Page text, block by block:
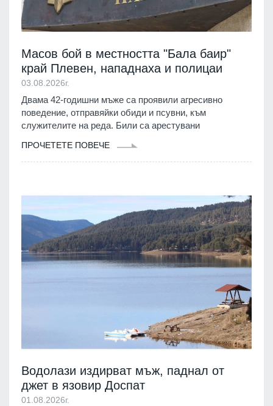
Масов бой в местността "Бала баир"
край Плевен, нападнаха и полицаи
03.08.2026г.
Двама 42-годишни мъже са проявили агресивно
поведение, отправяйки обиди и псувни, към
служителите на реда. Били са арестувани
ПРОЧЕТЕТЕ ПОВЕЧЕ
Водолази издирват мъж, паднал от
джет в язовир Доспат
01.08.2026г.